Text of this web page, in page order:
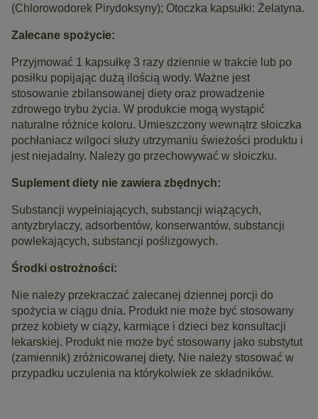
(Chlorowodorek Pirydoksyny); Otoczka kapsułki: Żelatyna.
Zalecane spożycie:
Przyjmować 1 kapsułkę 3 razy dziennie w trakcie lub po
posiłku popijając dużą ilością wody. Ważne jest
stosowanie zbilansowanej diety oraz prowadzenie
zdrowego trybu życia. W produkcie mogą wystąpić
naturalne różnice koloru. Umieszczony wewnątrz słoiczka
pochłaniacz wilgoci służy utrzymaniu świeżości produktu i
jest niejadalny. Należy go przechowywać w słoiczku.
Suplement diety nie zawiera zbędnych:
Substancji wypełniających, substancji wiążących,
antyzbrylaczy, adsorbentów, konserwantów, substancji
powlekających, substancji poślizgowych.
Środki ostrożności:
Nie należy przekraczać zalecanej dziennej porcji do
spożycia w ciągu dnia. Produkt nie może być stosowany
przez kobiety w ciąży, karmiące i dzieci bez konsultacji
lekarskiej. Produkt nie może być stosowany jako substytut
(zamiennik) zróżnicowanej diety. Nie należy stosować w
przypadku uczulenia na którykolwiek ze składników.